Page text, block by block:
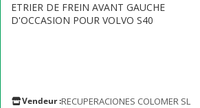
ETRIER DE FREIN AVANT GAUCHE
D'OCCASION POUR VOLVO S40
Vendeur :RECUPERACIONES COLOMER SL